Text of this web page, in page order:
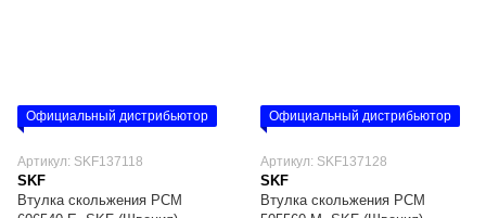
Официальный дистрибьютор
Артикул: SKF137118
SKF
Втулка скольжения PCM
Официальный дистрибьютор
Артикул: SKF137128
SKF
Втулка скольжения PCM